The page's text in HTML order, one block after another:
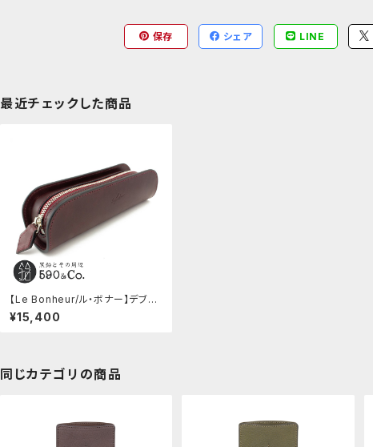
保存 シェア LINE
最近チェックした商品
【Le Bonheur/ル・ボナー】デブ・
ペンケース/ブッテーロ (ワイン)
¥15,400
同じカテゴリの商品